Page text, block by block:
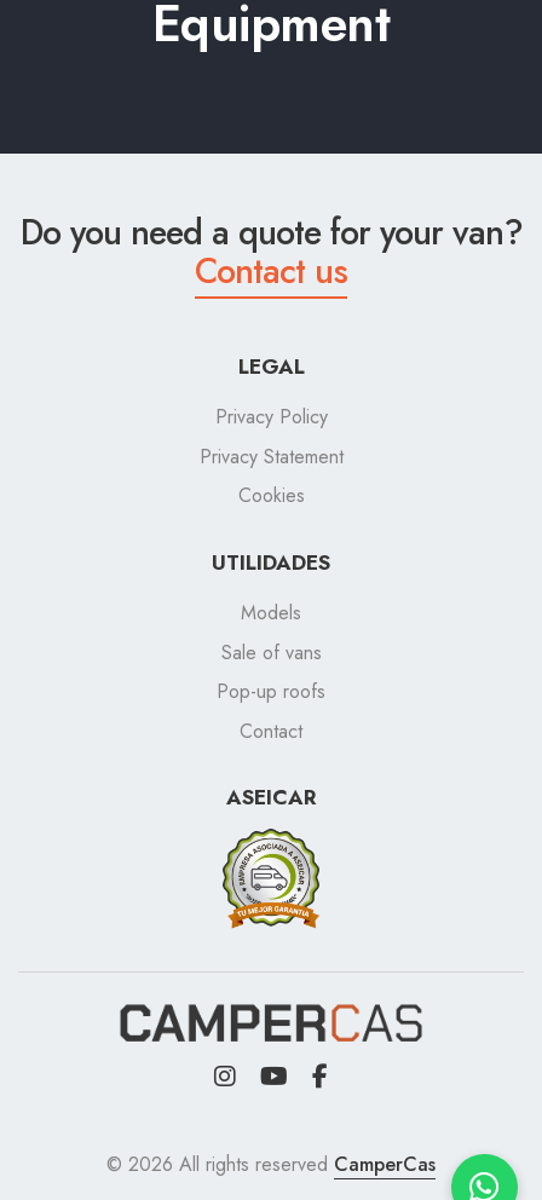
Equipment
Do you need a quote for your van?
Contact us
LEGAL
Privacy Policy
Privacy Statement
Cookies
UTILIDADES
Models
Sale of vans
Pop-up roofs
Contact
ASEICAR
© 2026 All rights reserved CamperCas